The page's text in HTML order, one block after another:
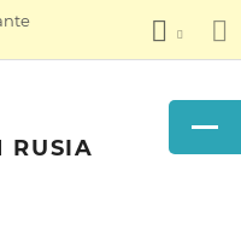
RUSIA